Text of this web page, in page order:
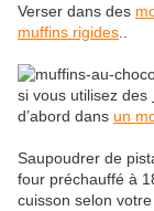
Verser dans des
muffins rigides
si vous utilisez des
d’abord dans un
Saupoudrer de
four préchauffé à
cuisson selon